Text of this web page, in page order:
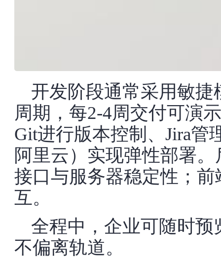
开发阶段通常采用敏
周期，每2-4周交付可演
Git进行版本控制、Jira管
阿里云）实现弹性部署
接口与服务器稳定性；
互。
全程中，企业可随时
不偏离轨道。